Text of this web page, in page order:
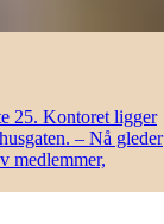
25. Kontoret ligger
– Nå gleder
medlemmer,